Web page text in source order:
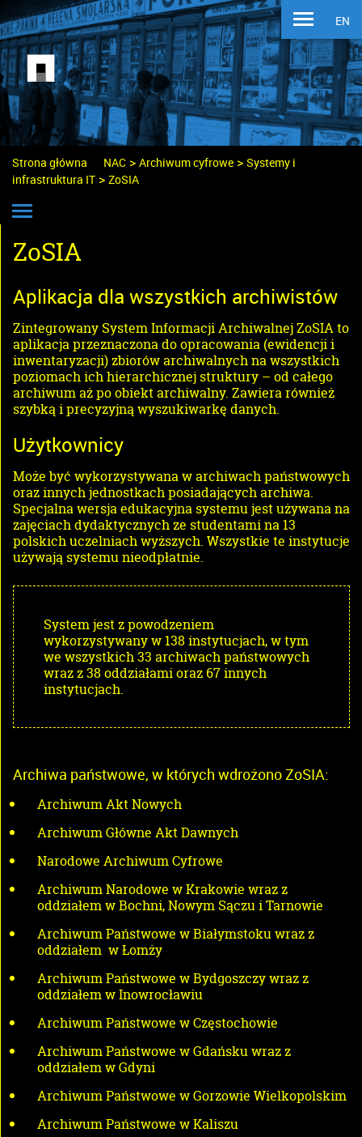
EN
Strona główna NAC > Archiwum cyfrowe > Systemy i
infrastruktura IT > ZoSIA
ZoSIA
Aplikacja dla wszystkich archiwistów
Zintegrowany System Informacji Archiwalnej ZoSIA to
aplikacja przeznaczona do opracowania (ewidencji i
inwentaryzacji) zbiorów archiwalnych na wszystkich
poziomach ich hierarchicznej struktury – od całego
archiwum aż po obiekt archiwalny. Zawiera również
szybką i precyzyjną wyszukiwarkę danych.
Użytkownicy
Może być wykorzystywana w archiwach państwowych
oraz innych jednostkach posiadających archiwa.
Specjalna wersja edukacyjna systemu jest używana na
zajęciach dydaktycznych ze studentami na 13
polskich uczelniach wyższych. Wszystkie te instytucje
używają systemu nieodpłatnie.
System jest z powodzeniem
wykorzystywany w 138 instytucjach, w tym
we wszystkich 33 archiwach państwowych
wraz z 38 oddziałami oraz 67 innych
instytucjach.
Archiwa państwowe, w których wdrożono ZoSIA:
Archiwum Akt Nowych
Archiwum Główne Akt Dawnych
Narodowe Archiwum Cyfrowe
Archiwum Narodowe w Krakowie wraz z
oddziałem w Bochni, Nowym Sączu i Tarnowie
Archiwum Państwowe w Białymstoku wraz z
oddziałem w Łomży
Archiwum Państwowe w Bydgoszczy wraz z
oddziałem w Inowrocławiu
Archiwum Państwowe w Częstochowie
Archiwum Państwowe w Gdańsku wraz z
oddziałem w Gdyni
Archiwum Państwowe w Gorzowie Wielkopolskim
Archiwum Państwowe w Kaliszu